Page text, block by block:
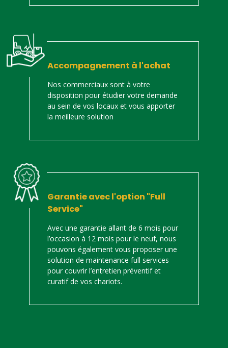
Accompagnement à l'achat
Nos commerciaux sont à votre
disposition pour étudier votre demande
au sein de vos locaux et vous apporter
la meilleure solution
Garantie avec l'option "Full
Service"
Avec une garantie allant de 6 mois pour
l’occasion à 12 mois pour le neuf, nous
pouvons également vous proposer une
solution de maintenance full services
pour couvrir l’entretien préventif et
curatif de vos chariots.